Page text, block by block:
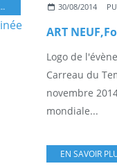
PARIS,FESTIVAL
30/08/2014
Logo de
Carreau du
novembre
mondiale...
EN SAVOIR